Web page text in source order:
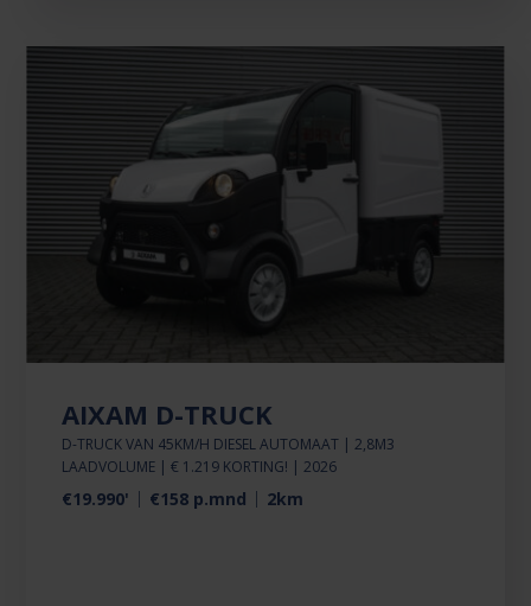
AIXAM D-TRUCK
D-TRUCK VAN 45KM/H DIESEL AUTOMAAT | 2,8M3
LAADVOLUME | € 1.219 KORTING! | 2026
€19.990' €158 p.mnd 2km